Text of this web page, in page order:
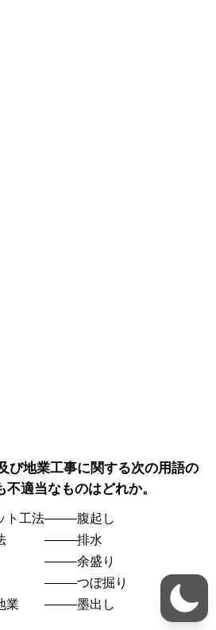
び地業工事に関する次の用語の
適当なものはどれか。
ト工法——–腹起し
工法 ——–排水
余盛り
つぼ掘り
地業 ——–墨出し